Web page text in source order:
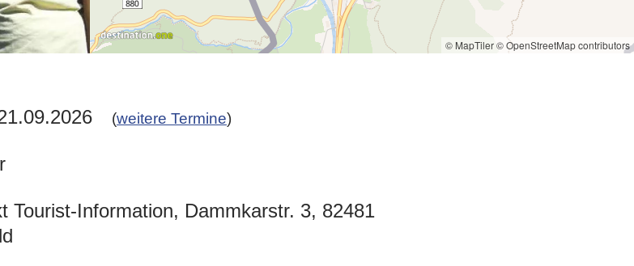
© MapTiler© OpenStreetMap contributors
(weitere Termine)
Tourist-Information, Dammkarstr. 3, 82481